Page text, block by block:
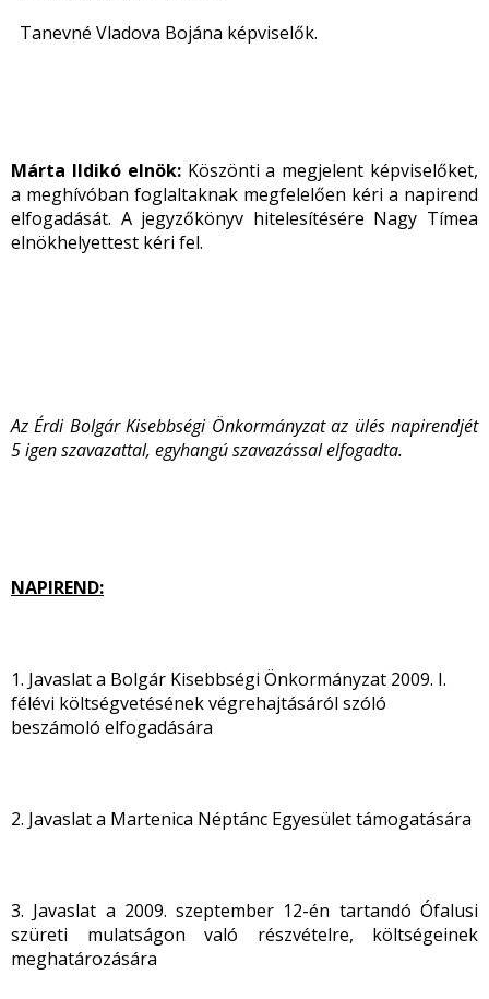
Tanevné Vladova Bojána képviselők.
Márta Ildikó elnök: Köszönti a megjelent képviselőket,
a meghívóban foglaltaknak megfelelően kéri a napirend
elfogadását. A jegyzőkönyv hitelesítésére Nagy Tímea
elnökhelyettest kéri fel.
Az Érdi Bolgár Kisebbségi Önkormányzat az ülés napirendjét
5 igen szavazattal, egyhangú szavazással elfogadta.
NAPIREND:
1. Javaslat a Bolgár Kisebbségi Önkormányzat 2009. I.
félévi költségvetésének végrehajtásáról szóló
beszámoló elfogadására
2. Javaslat a Martenica Néptánc Egyesület támogatására
3. Javaslat a 2009. szeptember 12-én tartandó Ófalusi
szüreti mulatságon való részvételre, költségeinek
meghatározására